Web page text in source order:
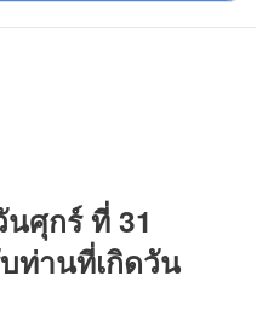
ศุกร์ ที่ 31
ท่านที่เกิดวัน